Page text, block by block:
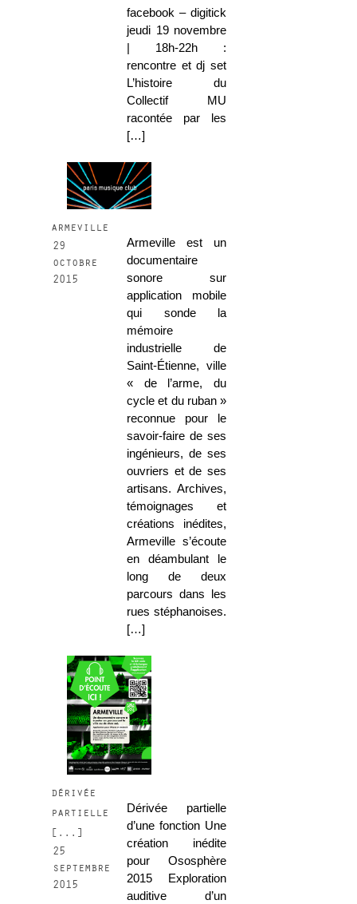
facebook – digitick
jeudi 19 novembre
| 18h-22h :
rencontre et dj set
L’histoire du
Collectif MU
racontée par les
[…]
armeville
29
octobre
2015
Armeville est un
documentaire
sonore sur
application mobile
qui sonde la
mémoire
industrielle de
Saint-Étienne, ville
« de l’arme, du
cycle et du ruban »
reconnue pour le
savoir-faire de ses
ingénieurs, de ses
ouvriers et de ses
artisans. Archives,
témoignages et
créations inédites,
Armeville s’écoute
en déambulant le
long de deux
parcours dans les
rues stéphanoises.
[…]
dérivée
partielle
[...]
25
septembre
2015
Dérivée partielle
d’une fonction Une
création inédite
pour Ososphère
2015 Exploration
auditive d’un